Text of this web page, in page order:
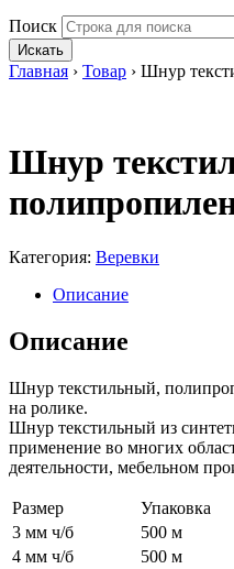
Поиск
Искать
Главная › Товар › Шнур
Шнур
Категория: Веревки
Описание
Описание
Шнур текстильный,
на ролике.
Шнур текстильный из
применение во многих
деятельности, мебельном
Размер
Упаковка
3 мм ч/б
500 м
4 мм ч/б
500 м